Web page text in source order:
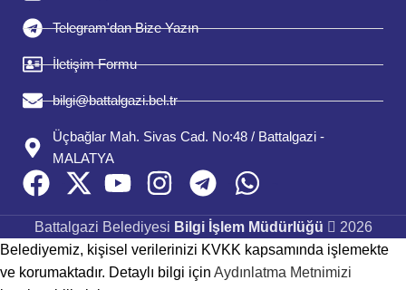
Telegram'dan Bize Yazın
İletişim Formu
bilgi@battalgazi.bel.tr
Üçbağlar Mah. Sivas Cad. No:48 / Battalgazi -
MALATYA
Battalgazi Belediyesi Bilgi İşlem Müdürlüğü
2026
Belediyemiz, kişisel verilerinizi KVKK kapsamında işlemekte
ve korumaktadır. Detaylı bilgi için Aydınlatma Metnimizi